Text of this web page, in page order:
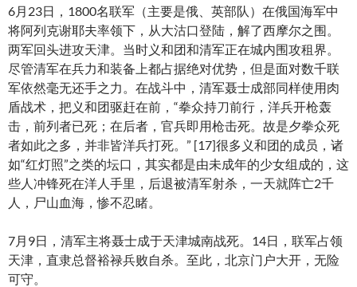
6月23日，1800名联军（主要是俄、英部队）在俄国海军中
将阿列克谢耶夫率领下，从大沽口登陆，解了西摩尔之围。
两军回头进攻天津。当时义和团和清军正在城内围攻租界。
尽管清军在兵力和装备上都占据绝对优势，但是面对数千联
军依然毫无还手之力。在战斗中，清军聂士成部同样使用肉
盾战术，把义和团驱赶在前，“拳众持刀前行，洋兵开枪轰
击，前列者已死；在后者，官兵即用枪击死。故是夕拳众死
者如此之多，并非皆洋兵打死。” [17]很多义和团的成员，诸
如“红灯照”之类的坛口，其实都是由未成年的少女组成的，这
些人冲锋死在洋人手里，后退被清军射杀，一天就阵亡2千
人，尸山血海，惨不忍睹。
7月9日，清军主将聂士成于天津城南战死。14日，联军占领
天津，直隶总督裕禄兵败自杀。至此，北京门户大开，无险
可守。